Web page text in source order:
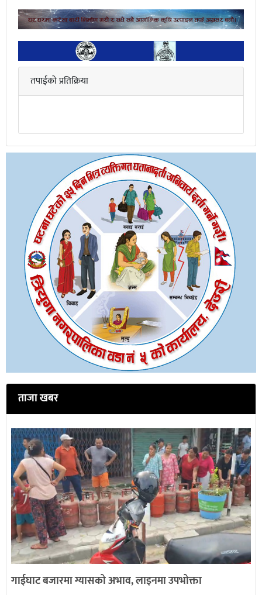
तपाईको प्रतिक्रिया
ताजा खबर
गाईघाट बजारमा ग्यासको अभाव, लाइनमा उपभोक्ता